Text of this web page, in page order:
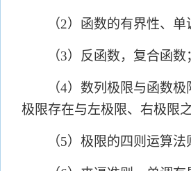
（2）函数的有界性、
（3）反函数，复合函
（4）数列极限与函数
极限存在与左极限、右极限
（5）极限的四则运算法